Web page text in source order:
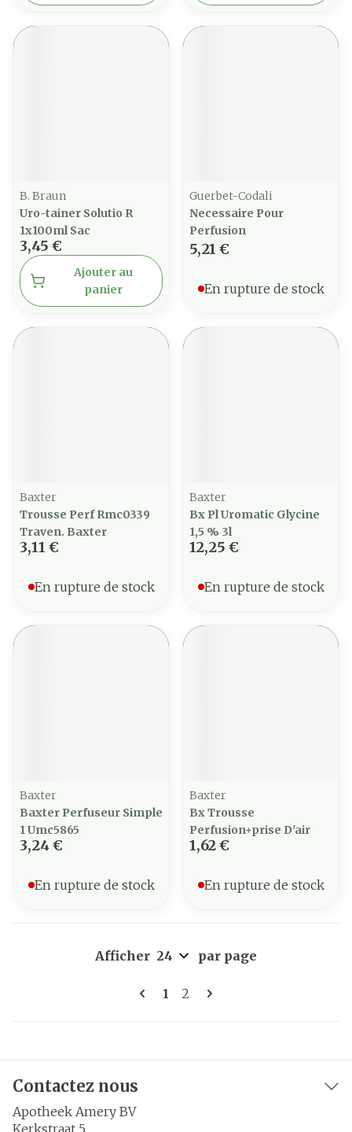
B. Braun
Uro-tainer Solutio R
1x100ml Sac
3,45 €
Ajouter au
panier
Guerbet-Codali
Necessaire Pour
Perfusion
5,21 €
En rupture de stock
Baxter
Trousse Perf Rmc0339
Traven. Baxter
3,11 €
En rupture de stock
Baxter
Bx Pl Uromatic Glycine
1,5 % 3l
12,25 €
En rupture de stock
Baxter
Baxter Perfuseur Simple
1 Umc5865
3,24 €
En rupture de stock
Baxter
Bx Trousse
Perfusion+prise D'air
1,62 €
En rupture de stock
Pages
Vous lisez actuellement la
1 Page
2
Afficher par page
Contactez nous
Apotheek Amery BV
Kerkstraat 5